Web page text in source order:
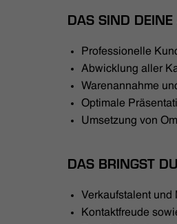
DAS SIND DEINE
Professionelle
Abwicklung aller
Warenannahme
Optimale
Umsetzung von
DAS BRINGST
Verkaufstalent und
Kontaktfreude